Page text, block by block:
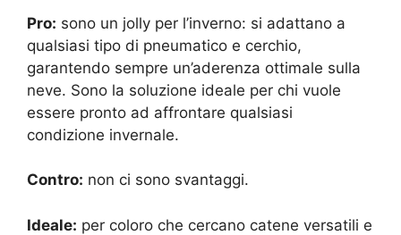
Pro: sono un jolly per l’inverno: si adattano a
qualsiasi tipo di pneumatico e cerchio,
garantendo sempre un’aderenza ottimale sulla
neve. Sono la soluzione ideale per chi vuole
essere pronto ad affrontare qualsiasi
condizione invernale.
Contro: non ci sono svantaggi.
Ideale: per coloro che cercano catene versatili e